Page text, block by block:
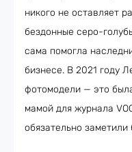
никого не оставляет
бездонные серо-
сама помогла
бизнесе. В 2021 году
фотомодели — это
мамой для журнала
обязательно